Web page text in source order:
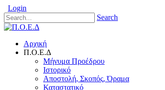
Login
Search
Αρχική
Π.Ο.Ε.Δ
Μήνυμα Προέδρου
Ιστορικό
Αποστολή, Σκοπός, Όραμα
Καταστατικό